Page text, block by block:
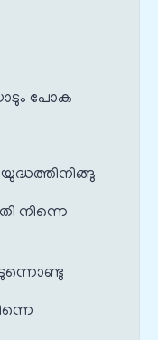
പോക
നിന്നെ